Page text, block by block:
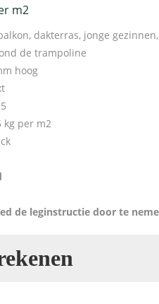
m2
dakterras, jonge
de trampoline
hoog
5
kg per m2
de leginstructie door te